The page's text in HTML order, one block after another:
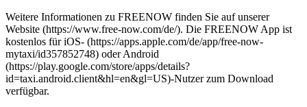
Weitere Informationen zu FREENOW finden Sie auf unserer
Website (https://www.free-now.com/de/). Die FREENOW App ist
kostenlos für iOS- (https://apps.apple.com/de/app/free-now-
mytaxi/id357852748) oder Android
(https://play.google.com/store/apps/details?
id=taxi.android.client&hl=en&gl=US)-Nutzer zum Download
verfügbar.